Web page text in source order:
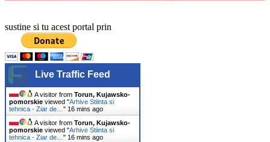
sustine si tu acest portal prin
Live Traffic Feed
A visitor from Torun, Kujawsko-
pomorskie viewed "Arhive Stiinta si
tehnica - Ziar de…" 16 mins ago
A visitor from Torun, Kujawsko-
pomorskie viewed "Arhive Stiinta si
tehnica - Ziar de…" 16 mins ago